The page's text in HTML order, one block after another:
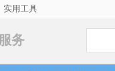
实用工具
务